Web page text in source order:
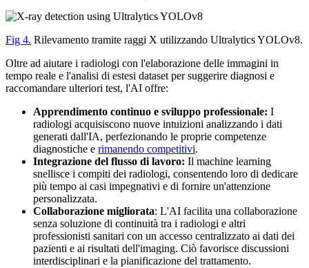
Fig 4. Rilevamento tramite raggi X utilizzando Ultralytics YOLOv8.
Oltre ad aiutare i radiologi con l'elaborazione delle immagini in
tempo reale e l'analisi di estesi dataset per suggerire diagnosi e
raccomandare ulteriori test, l'AI offre:
Apprendimento continuo e sviluppo professionale: I
radiologi acquisiscono nuove intuizioni analizzando i dati
generati dall'IA, perfezionando le proprie competenze
diagnostiche e rimanendo competitivi.
Integrazione del flusso di lavoro: Il machine learning
snellisce i compiti dei radiologi, consentendo loro di dedicare
più tempo ai casi impegnativi e di fornire un'attenzione
personalizzata.
Collaborazione migliorata: L'AI facilita una collaborazione
senza soluzione di continuità tra i radiologi e altri
professionisti sanitari con un accesso centralizzato ai dati dei
pazienti e ai risultati dell'imaging. Ciò favorisce discussioni
interdisciplinari e la pianificazione del trattamento.